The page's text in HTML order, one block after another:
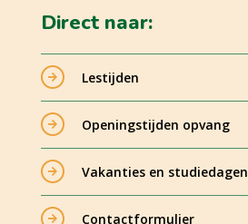
Direct naar:
Lestijden
Openingstijden opvang
Vakanties en studiedagen
Contactformulier